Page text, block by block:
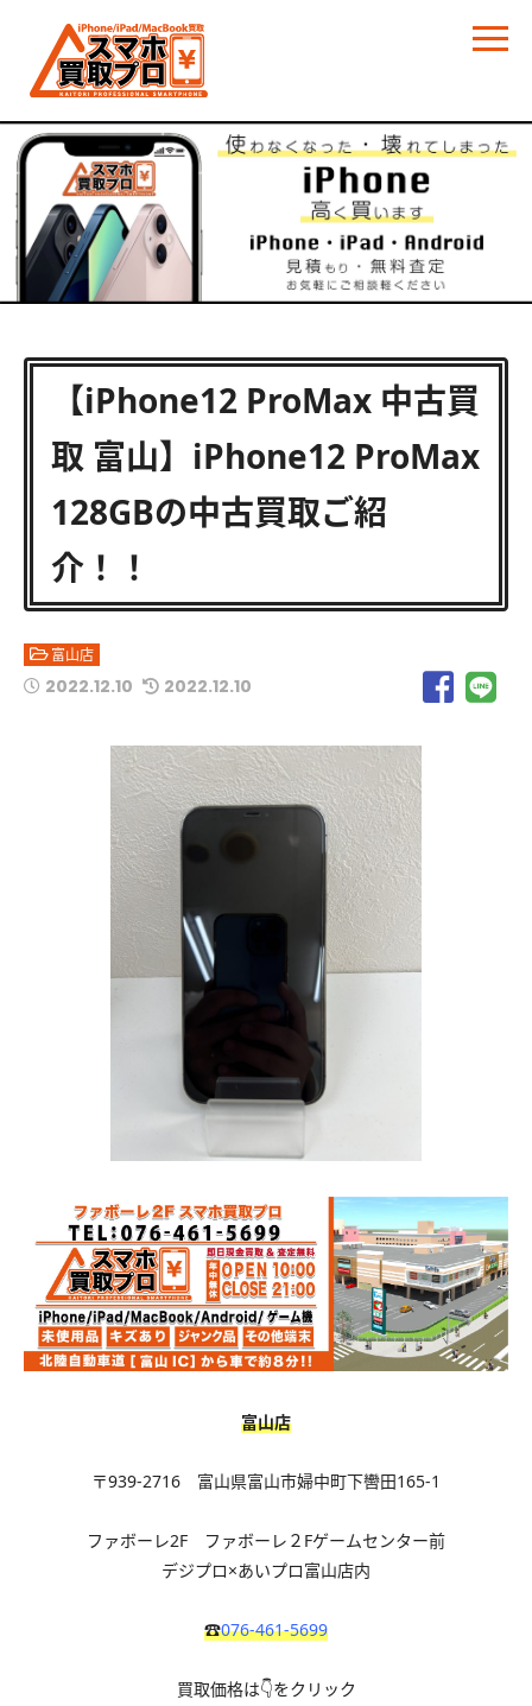
【iPhone12 ProMax 中古買
取 富山】iPhone12 ProMax
128GBの中古買取ご紹
介！！
富山店
2022.12.10 2022.12.10
富山店
〒939-2716 富山県富山市婦中町下轡田165-1
ファボーレ2F ファボーレ２Fゲームセンター前
デジプロ×あいプロ富山店内
☎076-461-5699
買取価格は👇をクリック